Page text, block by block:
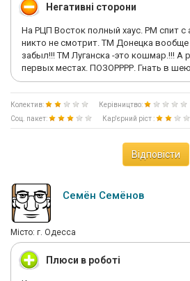
Негативні сторони
На РЦП Восток полный хаус. РМ спит
никто не смотрит. ТМ Донецка вообще
забыл!!! ТМ Луганска -это кошмар.!!! А
первых местах. ПОЗОРРРР. Гнать в
Колектив: Керівництво:
Соц. пакет:
Кар'єрний ріст :
Відповісти
Семён Семёнов
Мiсто: г. Одесса
Плюси в роботі